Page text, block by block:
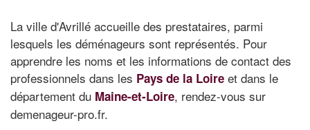
La ville d'Avrillé accueille des prestataires, parmi
lesquels les déménageurs sont représentés. Pour
apprendre les noms et les informations de contact des
professionnels dans les Pays de la Loire et dans le
département du Maine-et-Loire, rendez-vous sur
demenageur-pro.fr.